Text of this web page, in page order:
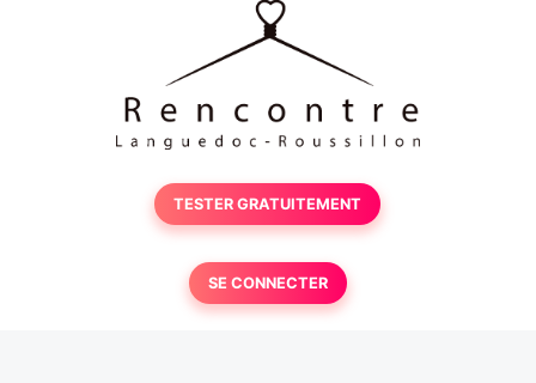
TESTER GRATUITEMENT
SE CONNECTER